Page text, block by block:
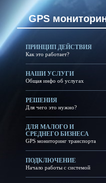
GPS
ПРИНЦИП ДЕЙСТВИЯ
Как это работает?
НАШИ УСЛУГИ
Общая инфо об услугах
РЕШЕНИЯ
Для чего это нужно?
ДЛЯ МАЛОГО И
СРЕДНЕГО БИЗНЕСА
GPS мониторинг транспорта
ПОДКЛЮЧЕНИЕ
Начало работы с системой